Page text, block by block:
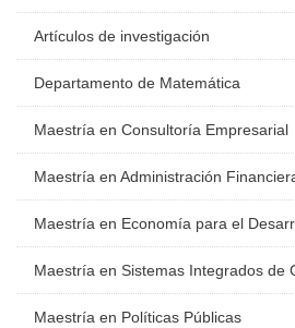
Artículos de investigación
Departamento de Matemática
Maestría en Consultoría Empresarial
Maestría en Administración
Maestría en Economía para el
Maestría en Sistemas Integrados de
Maestría en Políticas Públicas